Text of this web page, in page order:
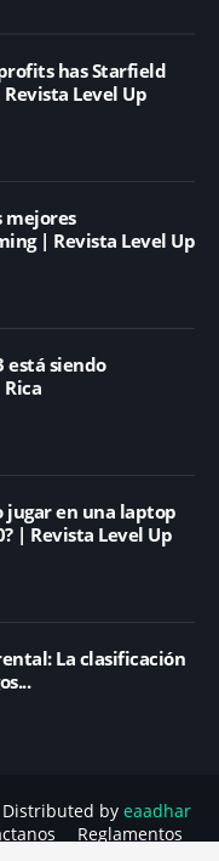
has Starfield
Level Up
mejores
| Revista Level Up
está siendo
jugar en una laptop
| Revista Level Up
La clasificación
by eaadhar
Reglamentos